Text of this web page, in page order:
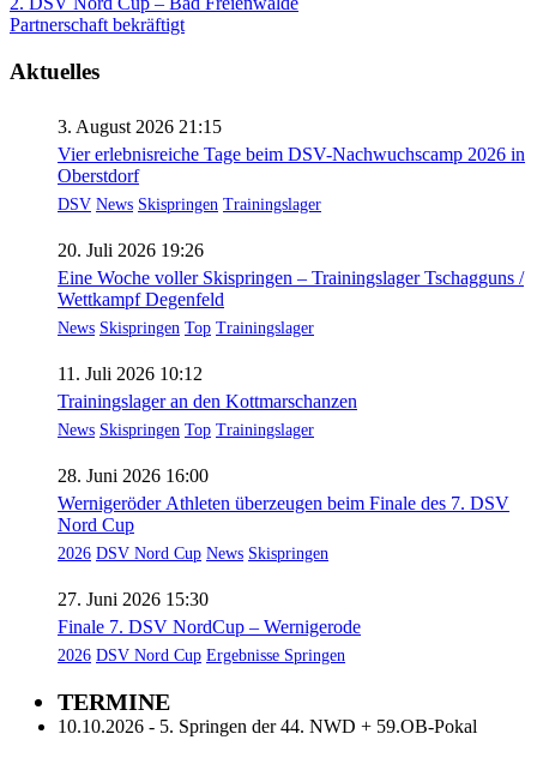
Beitragsnavigation
Partnerschaft bekräftigt
Aktuelles
3. August 2026 21:15
Vier erlebnisreiche Tage beim DSV-Nachwuchscamp 2026 in
Oberstdorf
DSV News Skispringen Trainingslager
20. Juli 2026 19:26
Eine Woche voller Skispringen – Trainingslager Tschagguns /
Wettkampf Degenfeld
News Skispringen Top Trainingslager
11. Juli 2026 10:12
Trainingslager an den Kottmarschanzen
News Skispringen Top Trainingslager
28. Juni 2026 16:00
Wernigeröder Athleten überzeugen beim Finale des 7. DSV
Nord Cup
2026 DSV Nord Cup News Skispringen
27. Juni 2026 15:30
Finale 7. DSV NordCup – Wernigerode
2026 DSV Nord Cup Ergebnisse Springen
TERMINE
10.10.2026 - 5. Springen der 44. NWD + 59.OB-Pokal